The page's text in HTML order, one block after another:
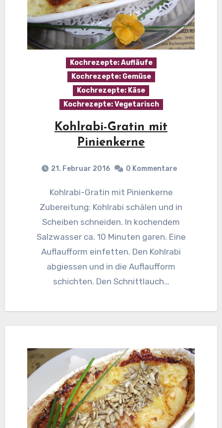
Kochrezepte: Aufläufe
Kochrezepte: Gemüse
Kochrezepte: Käse
Kochrezepte: Vegetarisch
Kohlrabi-Gratin mit
Pinienkerne
21. Februar 2016 0 Kommentare
Kohlrabi-Gratin mit Pinienkerne
Zubereitung: Kohlrabi schälen und in
Scheiben schneiden. In kochendem
Salzwasser ca. 10 Minuten garen. Eine
Auflaufform einfetten. Den Kohlrabi
abgiessen und in die Auflaufform
schichten. Den Schnittlauch…